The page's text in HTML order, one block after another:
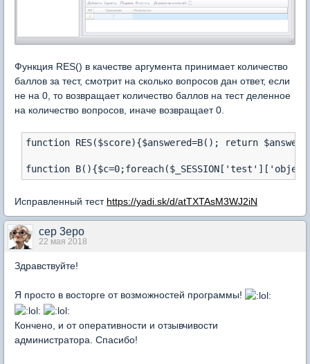
Функция RES() в качестве аргумента принимает количество
баллов за тест, смотрит на сколько вопросов дан ответ, если
не на 0, то возвращает количество баллов на тест деленное
на количество вопросов, иначе возвращает 0.
function RES($score){$answered=B(); return
function
Исправленный тест https://yadi.sk/d/atTXTAsM3WJ2iN
cep 3epo
22 мая 2018
Здравствуйте!
Я просто в восторге от возможностей программы!
Кончено, и от оперативности и отзывчивости
администратора. Спасибо!